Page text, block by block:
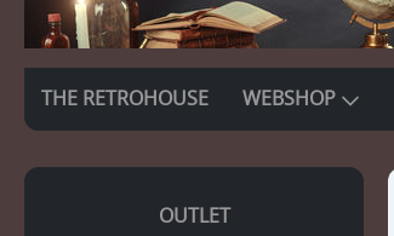
THE RETROHOUSE WEBSHOP
OUTLET